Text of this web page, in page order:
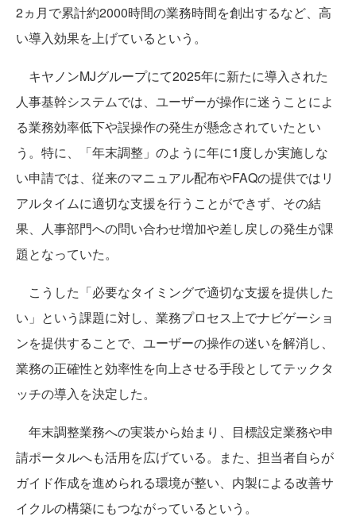
2ヵ月で累計約2000時間の業務時間を創出するなど、高
い導入効果を上げているという。
キヤノンMJグループにて2025年に新たに導入された
人事基幹システムでは、ユーザーが操作に迷うことによ
る業務効率低下や誤操作の発生が懸念されていたとい
う。特に、「年末調整」のように年に1度しか実施しな
い申請では、従来のマニュアル配布やFAQの提供ではリ
アルタイムに適切な支援を行うことができず、その結
果、人事部門への問い合わせ増加や差し戻しの発生が課
題となっていた。
こうした「必要なタイミングで適切な支援を提供した
い」という課題に対し、業務プロセス上でナビゲーショ
ンを提供することで、ユーザーの操作の迷いを解消し、
業務の正確性と効率性を向上させる手段としてテックタ
ッチの導入を決定した。
年末調整業務への実装から始まり、目標設定業務や申
請ポータルへも活用を広げている。また、担当者自らが
ガイド作成を進められる環境が整い、内製による改善サ
イクルの構築にもつながっているという。